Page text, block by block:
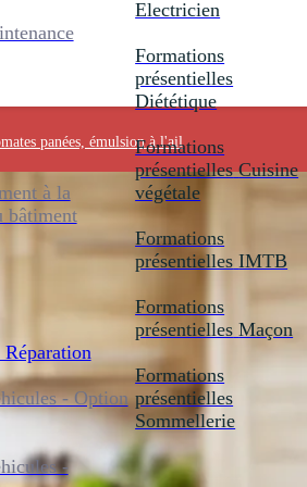
à la
bâtiment
- Option
-
Electricien
Formations
présentielles
Diététique
Formations
présentielles Cuisine
végétale
Formations
présentielles IMTB
Formations
présentielles Maçon
Formations
présentielles
Sommellerie
panées, émulsion à l'ail